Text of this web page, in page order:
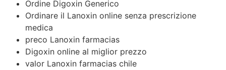
Ordine Digoxin Generico
Ordinare il Lanoxin online senza prescrizione
medica
preco Lanoxin farmacias
Digoxin online al miglior prezzo
valor Lanoxin farmacias chile